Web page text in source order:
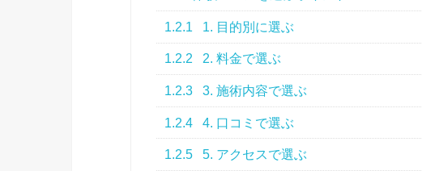
1.2.1 1. 目的別に選ぶ
1.2.2 2. 料金で選ぶ
1.2.3 3. 施術内容で選ぶ
1.2.4 4. 口コミで選ぶ
1.2.5 5. アクセスで選ぶ